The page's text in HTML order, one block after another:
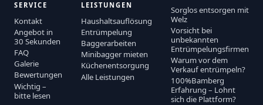
SERVICE
Kontakt
Angebot in
30 Sekunden
FAQ
Galerie
Bewertungen
Wichtig –
bitte lesen
LEISTUNGEN
Haushaltsauflösung
Entrümpelung
Baggerarbeiten
Minibagger mieten
Küchenentsorgung
Alle Leistungen
Sorglos entsorgen mit
Welz
Vorsicht bei
unbekannten
Entrümpelungsfirmen
Warum vor dem
Verkauf entrümpeln?
100%Bamberg
Erfahrung – Lohnt
sich die Plattform?